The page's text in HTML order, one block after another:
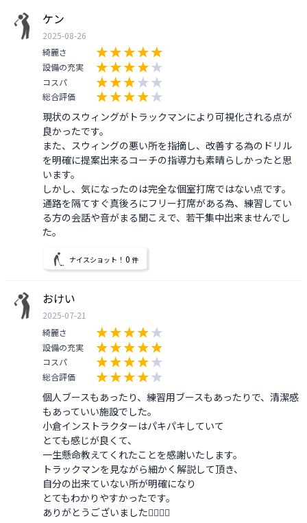
ケン
2025-08-26
綺麗さ
設備の充実
コスパ
総合評価
現状のスウィングがトラックマンにより可視化される点が
良かったです。
また、スウィングの悪い所を指摘し、改善する為のドリル
を明確に提案出来るコーチの指導力も素晴らしかったと思
います。
しかし、気になったのは完全な個室打席ではない点です。
通路を隔てすぐ真後ろにフリー打席がある為、練習してい
る方の会話や音がまる聞こえで、若干集中出来ませんでし
た。
ナイスショット！ 0 件
おけい
2025-07-21
綺麗さ
設備の充実
コスパ
総合評価
個人ブースもあったり、練習用ブースもあったりで、清潔感
もあっていい施設でした。
小倉インストラクターはパキパキしていて
とても感じが良くて、
一生懸命教えてくれたことを感謝いたします。
トラックマンを見ながら細かく解説して頂き、
自分の出来ていない所が明確になり
とてもわかりやすかったです。
ありがとうございました🙇‍♀️🙇‍♀️